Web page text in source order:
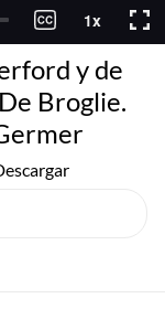
y de
Broglie.